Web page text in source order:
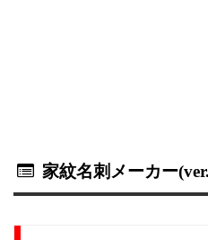
家紋名刺メーカー